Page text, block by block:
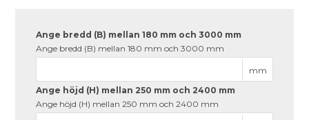
Ange bredd (B) mellan 180 mm och 3000 mm
Ange bredd (B) mellan 180 mm och 3000 mm
mm
Ange höjd (H) mellan 250 mm och 2400 mm
Ange höjd (H) mellan 250 mm och 2400 mm